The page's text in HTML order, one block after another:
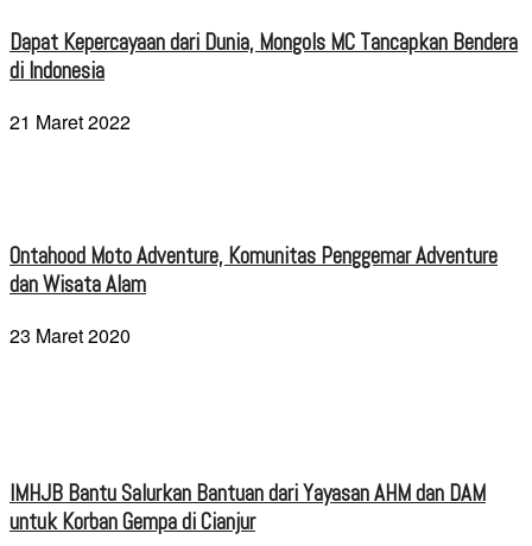
Dapat Kepercayaan dari Dunia, Mongols MC Tancapkan Bendera
di Indonesia
21 Maret 2022
Ontahood Moto Adventure, Komunitas Penggemar Adventure
dan Wisata Alam
23 Maret 2020
IMHJB Bantu Salurkan Bantuan dari Yayasan AHM dan DAM
untuk Korban Gempa di Cianjur